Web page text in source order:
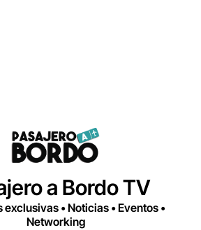
a Bordo TV
• Noticias • Eventos •
Networking